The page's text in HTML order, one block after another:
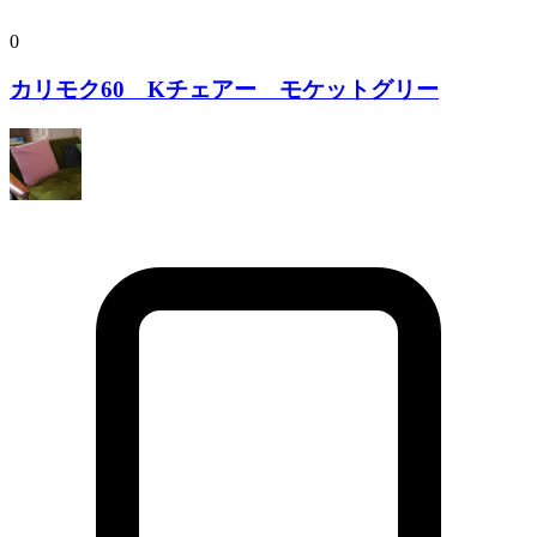
0
カリモク60 Kチェアー モケットグリー